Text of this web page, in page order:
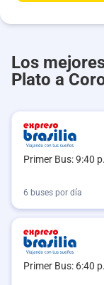
Los
Plato a
Primer Bus: 9:40
6 buses por día
Primer Bus: 6:40